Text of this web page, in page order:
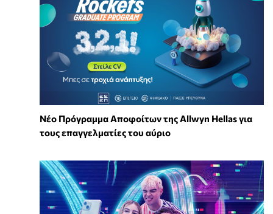
Νέο Πρόγραμμα Αποφοίτων της Allwyn Hellas για
τους επαγγελματίες του αύριο